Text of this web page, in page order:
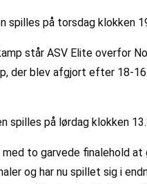
spilles på torsdag klokken
står ASV Elite overfor
der blev afgjort efter 18-
spilles på lørdag klokken
med to garvede finalehold
og har nu spillet sig i